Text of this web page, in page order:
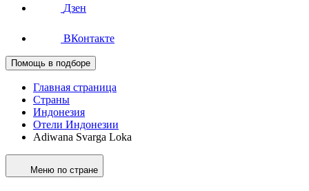
Дзен
ВКонтакте
Помощь в подборе
Главная страница
Страны
Индонезия
Отели Индонезии
Adiwana Svarga Loka
Меню по стране